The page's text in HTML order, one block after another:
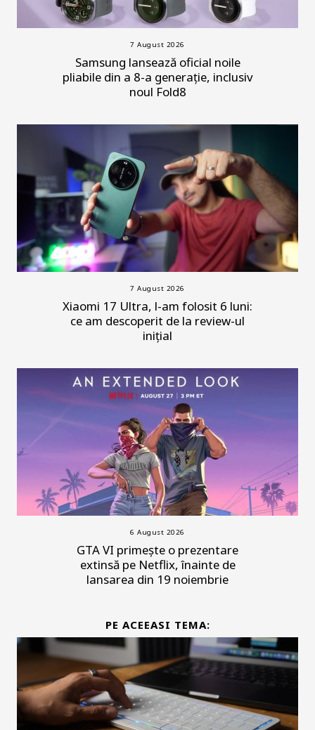
7 August 2026
Samsung lansează oficial noile
pliabile din a 8-a generație, inclusiv
noul Fold8
7 August 2026
Xiaomi 17 Ultra, l-am folosit 6 luni:
ce am descoperit de la review-ul
inițial
6 August 2026
GTA VI primește o prezentare
extinsă pe Netflix, înainte de
lansarea din 19 noiembrie
PE ACEEASI TEMA: